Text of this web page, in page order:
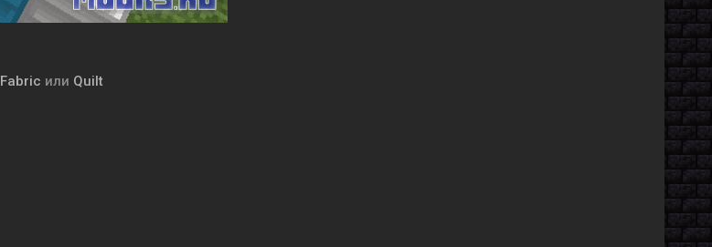
Fabric или Quilt